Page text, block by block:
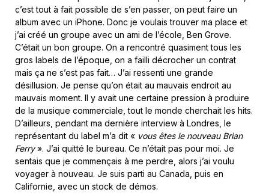
c’est tout à fait possible de s’en passer, on peut faire un
album avec un iPhone. Donc je voulais trouver ma place et
j’ai créé un groupe avec un ami de l’école, Ben Grove.
C’était un bon groupe. On a rencontré quasiment tous les
gros labels de l’époque, on a failli décrocher un contrat
mais ça ne s’est pas fait… J’ai ressenti une grande
désillusion. Je pense qu’on était au mauvais endroit au
mauvais moment. Il y avait une certaine pression à produire
de la musique commerciale, tout le monde cherchait les hits.
D’ailleurs, pendant ma dernière interview à Londres, le
représentant du label m’a dit « vous êtes le nouveau Brian
Ferry». J’ai quitté le bureau. Ce n’était pas pour moi. Je
sentais que je commençais à me perdre, alors j’ai voulu
voyager à nouveau. Je suis parti au Canada, puis en
Californie, avec un stock de démos.